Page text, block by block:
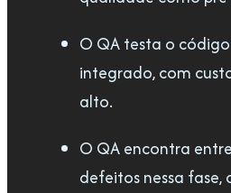
O QA testa o
integrado, com
alto.
O QA encontra
defeitos nessa fase,